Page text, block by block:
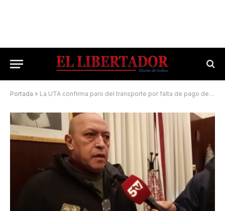
Portada » La UTA confirma paro del transporte por falta de pago de sueldos y aguinaldos